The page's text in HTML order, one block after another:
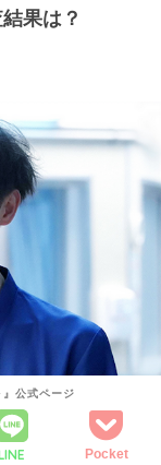
果は？
公式ページ
Pocket